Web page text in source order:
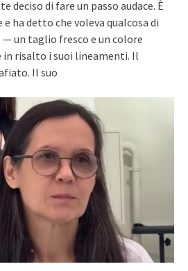
deciso di fare un passo audace. È
ha detto che voleva qualcosa di
un taglio fresco e un colore
in risalto i suoi lineamenti. Il
Il suo